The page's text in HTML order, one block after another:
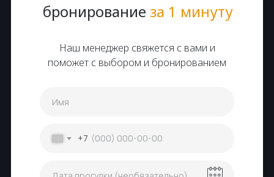
бронирование за 1 минуту
Наш менеджер свяжется с вами и
поможет с выбором и бронированием
+7